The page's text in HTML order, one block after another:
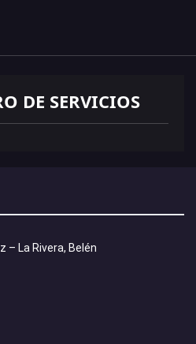
DE SERVICIOS
La Rivera, Belén